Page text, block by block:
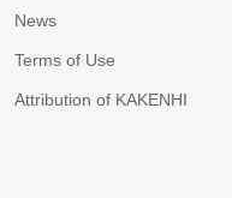
News
Terms of Use
Attribution of KAKENHI